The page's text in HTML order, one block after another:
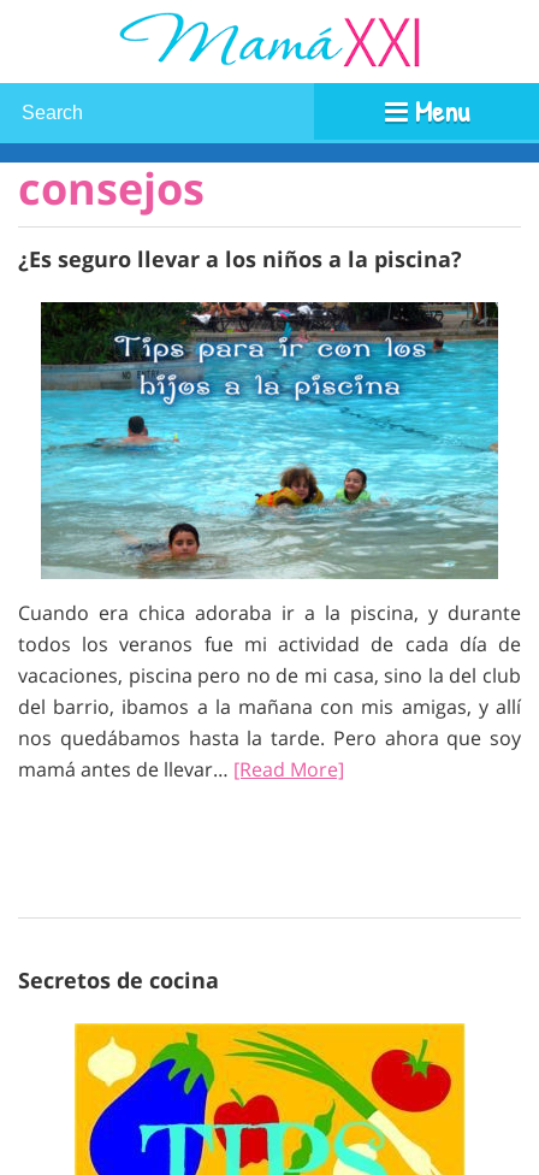
Menu
consejos
¿Es seguro llevar a los niños a la piscina?
Cuando era chica adoraba ir a la piscina, y durante
todos los veranos fue mi actividad de cada día de
vacaciones, piscina pero no de mi casa, sino la del club
del barrio, ibamos a la mañana con mis amigas, y allí
nos quedábamos hasta la tarde. Pero ahora que soy
mamá antes de llevar… [Read More]
Secretos de cocina